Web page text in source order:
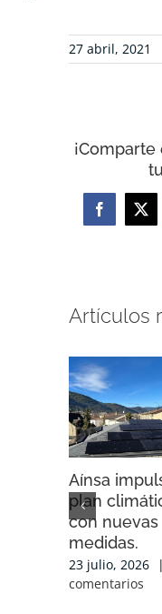
27 abril, 2021
Facebook
X
Artículos
Aínsa
plan
con nuevas
medidas.
23 julio, 2026 |
comentarios